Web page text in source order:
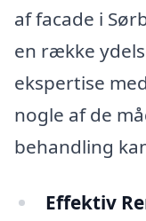
af facade i
en række
ekspertise
nogle af de
behandling
Effektiv